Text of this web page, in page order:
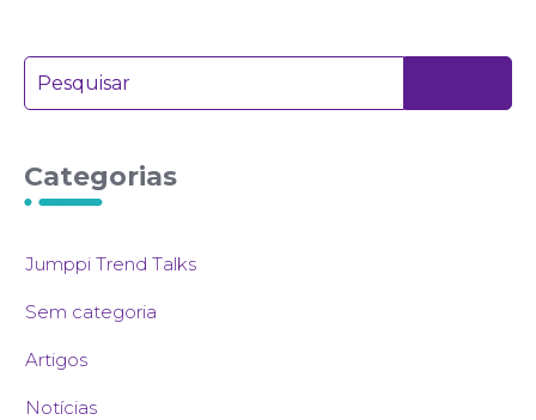
Categorias
Jumppi Trend Talks
Sem categoria
Artigos
Notícias